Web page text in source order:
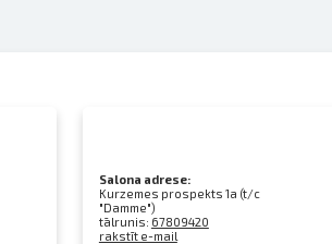
Salona adrese:
Kurzemes prospekts 1a (t/c
"Damme")
tālrunis: 67809420
rakstīt e-mail